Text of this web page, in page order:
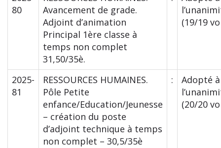
80
Avancement de grade.
Adjoint d’animation
Principal 1ère classe à
temps non complet
31,50/35è.
(19/19
2025-
81
RESSOURCES HUMAINES.
Pôle Petite
enfance/Education/Jeunesse
– création du poste
d’adjoint technique à temps
non complet – 30,5/35è
:
Adopté à
(20/20